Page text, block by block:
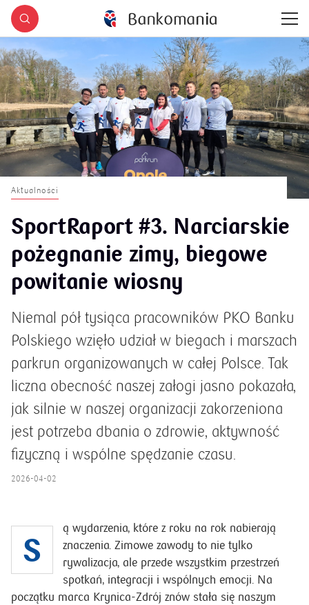
Aktualności
SportRaport #3. Narciarskie
pożegnanie zimy, biegowe
powitanie wiosny
Niemal pół tysiąca pracowników PKO Banku
Polskiego wzięło udział w biegach i marszach
parkrun organizowanych w całej Polsce. Tak
liczna obecność naszej załogi jasno pokazała,
jak silnie w naszej organizacji zakorzeniona
jest potrzeba dbania o zdrowie, aktywność
fizyczną i wspólne spędzanie czasu.
2026-04-02
S
ą wydarzenia, które z roku na rok nabierają
znaczenia. Zimowe zawody to nie tylko
rywalizacja, ale przede wszystkim przestrzeń
spotkań, integracji i wspólnych emocji. Na
początku marca Krynica-Zdrój znów stała się naszym